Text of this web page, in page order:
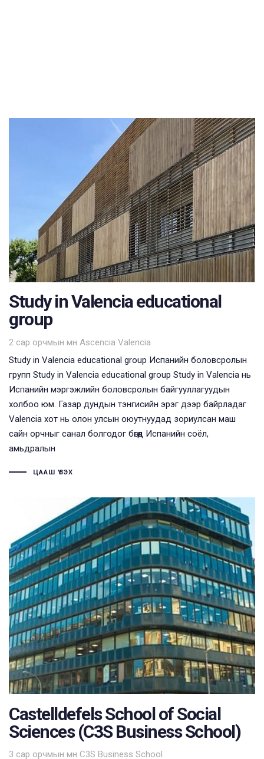
Study in Valencia educational
group
2 сар орчмын өмнө
Tags
Ascencia Valencia
Study in Valencia educational group Испанийн боловсролын
групп Study in Valencia educational group Study in Valencia нь
Испанийн мэргэжлийн боловсролын байгууллагуудын
холбоо юм. Газар дундын тэнгисийн эрэг дээр байрладаг
Valencia хот нь олон улсын оюутнуудад зориулсан маш
сайн орчныг санал болгодог бөгөөд Испанийн соёл,
амьдралын
ЦААШ ҮЗЭХ
Castelldefels School of Social
Sciences (C3S Business School)
3 сар орчмын өмнө
Tags
C3S Business School